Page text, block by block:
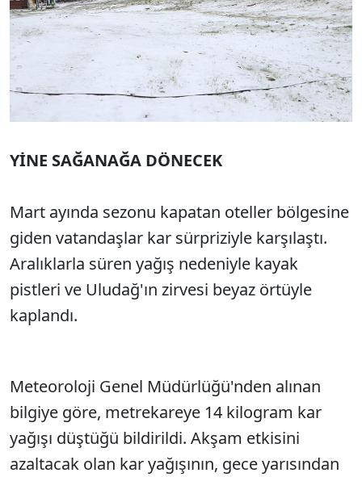
YİNE SAĞANAĞA DÖNECEK
Mart ayında sezonu kapatan oteller bölgesine
giden vatandaşlar kar sürpriziyle karşılaştı.
Aralıklarla süren yağış nedeniyle kayak
pistleri ve Uludağ'ın zirvesi beyaz örtüyle
kaplandı.
Meteoroloji Genel Müdürlüğü'nden alınan
bilgiye göre, metrekareye 14 kilogram kar
yağışı düştüğü bildirildi. Akşam etkisini
azaltacak olan kar yağışının, gece yarısından